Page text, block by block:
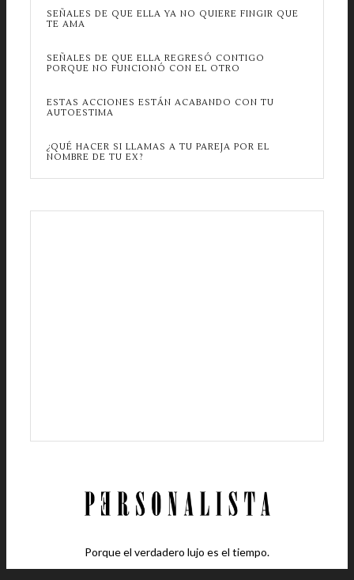
SEÑALES DE QUE ELLA YA NO QUIERE FINGIR QUE
TE AMA
SEÑALES DE QUE ELLA REGRESÓ CONTIGO
PORQUE NO FUNCIONÓ CON EL OTRO
ESTAS ACCIONES ESTÁN ACABANDO CON TU
AUTOESTIMA
¿QUÉ HACER SI LLAMAS A TU PAREJA POR EL
NOMBRE DE TU EX?
Porque el verdadero lujo es el tiempo.